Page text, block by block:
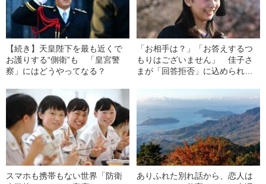
【続き】天皇陛下を最も近くで
お護りする“側衛”も 「皇宮警
察」にはどうやってなる？
「お相手は？」「お答えするつ
もりはございません」 佳子さ
まが「回答拒否」に込められた
スマホも携帯もない世界「防衛
ありふれた別れ話から、恋人は